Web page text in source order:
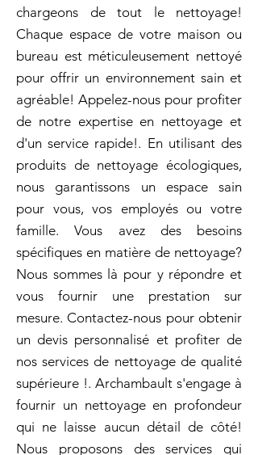
chargeons de tout le nettoyage!
Chaque espace de votre maison ou
bureau est méticuleusement nettoyé
pour offrir un environnement sain et
agréable! Appelez-nous pour profiter
de notre expertise en nettoyage et
d'un service rapide!. En utilisant des
produits de nettoyage écologiques,
nous garantissons un espace sain
pour vous, vos employés ou votre
famille. Vous avez des besoins
spécifiques en matière de nettoyage?
Nous sommes là pour y répondre et
vous fournir une prestation sur
mesure. Contactez-nous pour obtenir
un devis personnalisé et profiter de
nos services de nettoyage de qualité
supérieure !. Archambault s'engage à
fournir un nettoyage en profondeur
qui ne laisse aucun détail de côté!
Nous proposons des services qui